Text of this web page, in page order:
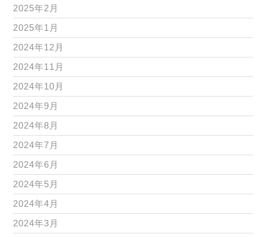
2025年2月
2025年1月
2024年12月
2024年11月
2024年10月
2024年9月
2024年8月
2024年7月
2024年6月
2024年5月
2024年4月
2024年3月